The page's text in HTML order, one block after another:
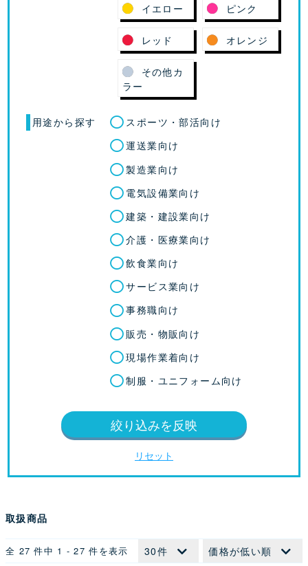
イエロー ピンク
レッド オレンジ
その他カ
ラー
用途から探す
スポーツ・部活向け
運送業向け
製造業向け
電気設備業向け
建築・建設業向け
介護・医療業向け
飲食業向け
サービス業向け
事務職向け
販売・物販向け
現場作業着向け
制服・ユニフォーム向け
絞り込みを反映
リセット
取扱商品
全 27 件中 1 - 27 件を表示